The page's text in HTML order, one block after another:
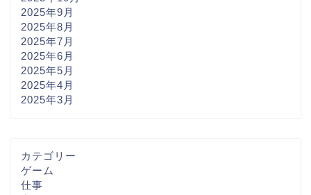
2025年9月
2025年8月
2025年7月
2025年6月
2025年5月
2025年4月
2025年3月
カテゴリー
ゲーム
仕事